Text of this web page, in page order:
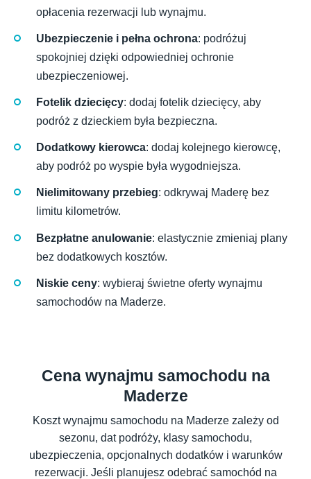
opłacenia rezerwacji lub wynajmu.
Ubezpieczenie i pełna ochrona: podróżuj
spokojniej dzięki odpowiedniej ochronie
ubezpieczeniowej.
Fotelik dziecięcy: dodaj fotelik dziecięcy, aby
podróż z dzieckiem była bezpieczna.
Dodatkowy kierowca: dodaj kolejnego kierowcę,
aby podróż po wyspie była wygodniejsza.
Nielimitowany przebieg: odkrywaj Maderę bez
limitu kilometrów.
Bezpłatne anulowanie: elastycznie zmieniaj plany
bez dodatkowych kosztów.
Niskie ceny: wybieraj świetne oferty wynajmu
samochodów na Maderze.
Cena wynajmu samochodu na
Maderze
Koszt wynajmu samochodu na Maderze zależy od
sezonu, dat podróży, klasy samochodu,
ubezpieczenia, opcjonalnych dodatków i warunków
rezerwacji. Jeśli planujesz odebrać samochód na